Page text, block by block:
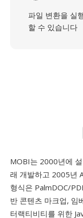
파일 변환을 실
할 수 있습니다
MOBI는 2000년에
래 개발하고 2005년
형식은 PalmDOC/
반 콘텐츠 마크업, 임
터랙티비티를 위한